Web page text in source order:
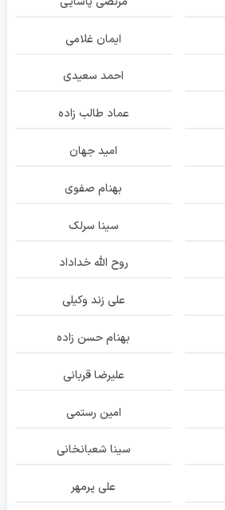
ایمان غلامی
احمد سعیدی
عماد طالب زاده
امید جهان
بهنام صفوی
سینا سرلک
روح الله خداداد
علی زند وکیلی
بهنام حسن زاده
علیرضا قربانی
امین رستمی
سینا شعبانخانی
علی پرمهر